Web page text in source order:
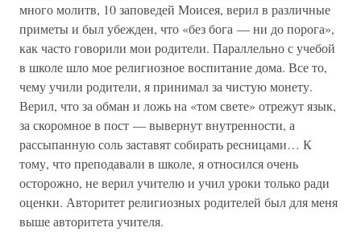
много молитв, 10 заповедей Моисея, верил в различные
приметы и был убежден, что «без бога — ни до порога»,
как часто говорили мои родители. Параллельно с учебой
в школе шло мое религиозное воспитание дома. Все то,
чему учили родители, я принимал за чистую монету.
Верил, что за обман и ложь на «том свете» отрежут язык,
за скоромное в пост — вывернут внутренности, а
рассыпанную соль заставят собирать ресницами… К
тому, что преподавали в школе, я относился очень
осторожно, не верил учителю и учил уроки только ради
оценки. Авторитет религиозных родителей был для меня
выше авторитета учителя.